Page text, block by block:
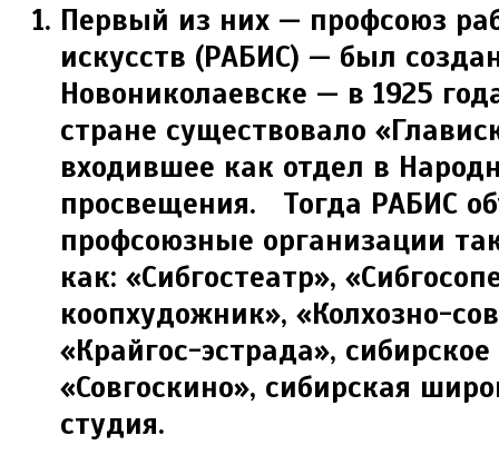
Первый из них — профсоюз
искусств (РАБИС) — был
Новониколаевске — в 1925
стране существовало
входившее как отдел в
просвещения. Тогда РАБИС
профсоюзные организации
как: «Сибгостеатр»,
коопхудожник», «Колхозно-
«Крайгос-эстрада»,
«Совгоскино», сибирская
студия.